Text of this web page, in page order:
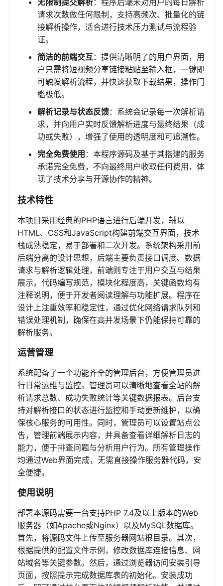
无限制提交解析：程序后端未对用户的每日解析
请求次数做任何限制，支持高频次、批量化的链
接解析操作，适合进行技术压力测试与流程验
证。
简洁的前端交互：提供清晰明了的用户界面，用
户只需将短视频分享链接粘贴至输入框，一键即
可触发解析流程，并快速获取下载结果，操作门
槛极低。
解析记录与状态反馈：系统会记录每一次解析请
求，并向用户实时反馈解析进度与最终结果（成
功或失败），增强了使用的透明度和可追溯性。
完全免费使用 ：本程序源码及基于其搭建的服务
承诺完全免费，不向最终用户收取任何费用，体
现了技术分享与开源协作的精神。
技术特性
本项目采用经典的PHP语言进行后端开发，辅以
HTML、CSS和JavaScript构建前端交互界面，技术
栈成熟稳定，易于部署和二次开发。系统架构采用前
后端分离的设计思想，后端主要负责接口调度、数据
请求与解析逻辑处理，前端则专注于用户交互与结果
展示。代码编写规范，模块化程度高，关键函数均有
注释说明，便于开发者阅读理解与功能扩展。程序在
设计上注重效率和稳定性，通过优化网络请求队列和
错误处理机制，确保在高并发场景下仍能保持可靠的
解析服务。
运营管理
系统配备了一个功能齐全的管理后台，方便管理员进
行日常运维与监控。管理员可以清晰地查看全站的解
析请求总数、成功失败统计等关键数据报表。后台支
持对解析接口的状态进行监控和手动更新维护，以确
保核心服务的可用性。同时，管理员可以设置站点公
告，管理前端展示内容，并具备查看详细解析日志的
能力，便于排查问题与分析用户行为。所有管理操作
均通过Web界面完成，无需直接操作服务器代码，安
全便捷。
使用说明
部署本源码需要一台支持PHP 7.4及以上版本的Web
服务器（如Apache或Nginx）以及MySQL数据库。
首先，将源码文件上传至服务器网站根目录。其次，
根据提供的配置文件示例，修改数据库连接信息、网
站域名等关键参数。然后，通过浏览器访问安装引导
页面，按照提示完成数据库表的初始化。安装成功